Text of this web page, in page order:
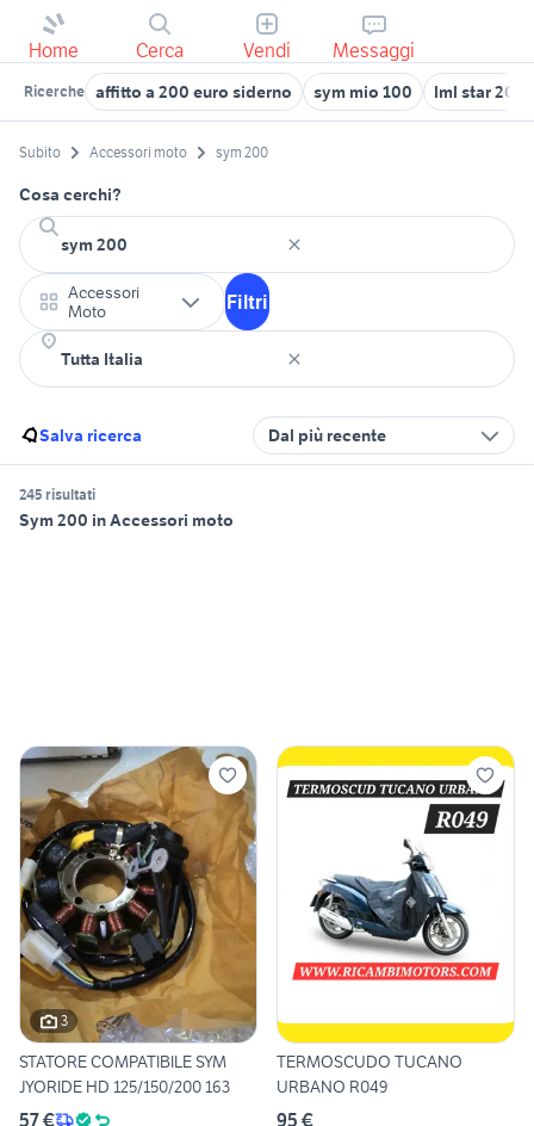
Home Cerca Vendi Messaggi
Ricerche affitto a 200 euro siderno sym mio 100 lml star 200
Subito Accessori moto sym 200
Cosa cerchi?
Accessori
Moto
Filtri
Salva ricerca Dal più recente
245 risultati
Sym 200 in Accessori moto
3
STATORE COMPATIBILE SYM
JYORIDE HD 125/150/200 163
57 €
TERMOSCUDO TUCANO
URBANO R049
95 €